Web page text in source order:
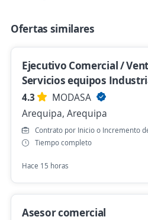
S/. 1.700,00 (Mensual)
Se precisa Urgente
Ejecutivo comercial
INFO CORPORACION
Presencial y remoto
Ofertas similares
Ejecutivo Comercial /
Servicios equipos
4.3
MODASA
Arequipa, Arequipa
Contrato por Inicio o Incremento
Tiempo completo
Hace 15 horas
Asesor comercial